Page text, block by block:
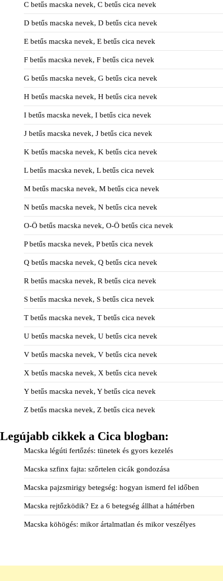
C betűs macska nevek, C betűs cica nevek
D betűs macska nevek, D betűs cica nevek
E betűs macska nevek, E betűs cica nevek
F betűs macska nevek, F betűs cica nevek
G betűs macska nevek, G betűs cica nevek
H betűs macska nevek, H betűs cica nevek
I betűs macska nevek, I betűs cica nevek
J betűs macska nevek, J betűs cica nevek
K betűs macska nevek, K betűs cica nevek
L betűs macska nevek, L betűs cica nevek
M betűs macska nevek, M betűs cica nevek
N betűs macska nevek, N betűs cica nevek
O-Ö betűs macska nevek, O-Ö betűs cica nevek
P betűs macska nevek, P betűs cica nevek
Q betűs macska nevek, Q betűs cica nevek
R betűs macska nevek, R betűs cica nevek
S betűs macska nevek, S betűs cica nevek
T betűs macska nevek, T betűs cica nevek
U betűs macska nevek, U betűs cica nevek
V betűs macska nevek, V betűs cica nevek
X betűs macska nevek, X betűs cica nevek
Y betűs macska nevek, Y betűs cica nevek
Z betűs macska nevek, Z betűs cica nevek
Legújabb cikkek a Cica blogban:
Macska légúti fertőzés: tünetek és gyors kezelés
Macska szfinx fajta: szőrtelen cicák gondozása
Macska pajzsmirigy betegség: hogyan ismerd fel időben
Macska rejtőzködik? Ez a 6 betegség állhat a háttérben
Macska köhögés: mikor ártalmatlan és mikor veszélyes